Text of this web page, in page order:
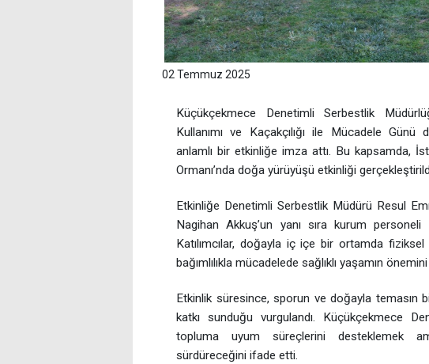
02 Temmuz 2025
Küçükçekmece Denetimli Serbestlik
Kullanımı ve Kaçakçılığı ile Mücadele Günü
anlamlı bir etkinliğe imza attı. Bu kapsamda,
Ormanı’nda doğa yürüyüşü etkinliği
Etkinliğe Denetimli Serbestlik Müdürü Resul
Nagihan Akkuş’un yanı sıra kurum
Katılımcılar, doğayla iç içe bir ortamda
bağımlılıkla mücadelede sağlıklı yaşamın
Etkinlik süresince, sporun ve doğayla temasın
katkı sunduğu vurgulandı. Küçükçekmece
topluma uyum süreçlerini desteklemek
sürdüreceğini ifade etti.